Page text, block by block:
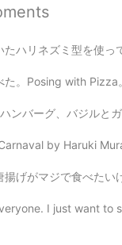
型を使って、ついにハリネズミクッキー
Posing with Pizza。「I’m
、バジルとガーリック塩。 グリ
by Haruki
べたいけど、ここらへんでは丸ごとカレ
I just want to